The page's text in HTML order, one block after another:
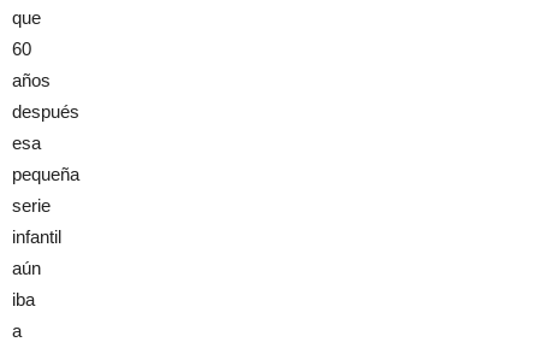
que
60
años
después
esa
pequeña
serie
infantil
aún
iba
a